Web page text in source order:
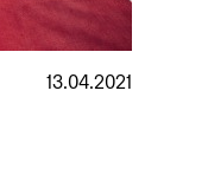
13.04.2021